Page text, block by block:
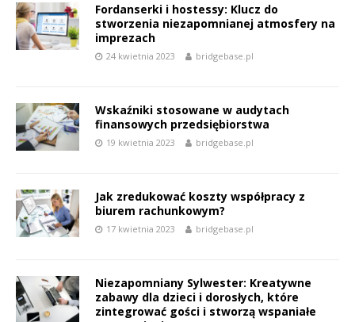
Fordanserki i hostessy: Klucz do
stworzenia niezapomnianej atmosfery na
imprezach
24 kwietnia 2023 bridgebase.pl
Wskaźniki stosowane w audytach
finansowych przedsiębiorstwa
19 kwietnia 2023 bridgebase.pl
Jak zredukować koszty współpracy z
biurem rachunkowym?
17 kwietnia 2023 bridgebase.pl
Niezapomniany Sylwester: Kreatywne
zabawy dla dzieci i dorosłych, które
zintegrować gości i stworzą wspaniałe